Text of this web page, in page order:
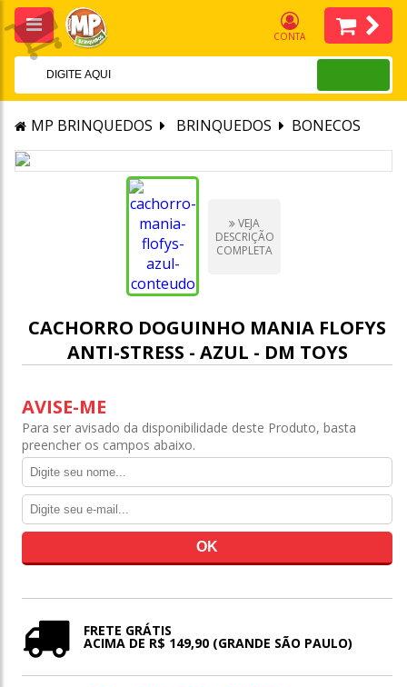
CONTA
MP BRINQUEDOS BRINQUEDOS BONECOS
VEJA
DESCRIÇÃO
COMPLETA
CACHORRO DOGUINHO MANIA FLOFYS
ANTI-STRESS - AZUL - DM TOYS
AVISE-ME
Para ser avisado da disponibilidade deste Produto, basta
preencher os campos abaixo.
FRETE GRÁTIS
ACIMA DE R$ 149,90 (GRANDE SÃO PAULO)